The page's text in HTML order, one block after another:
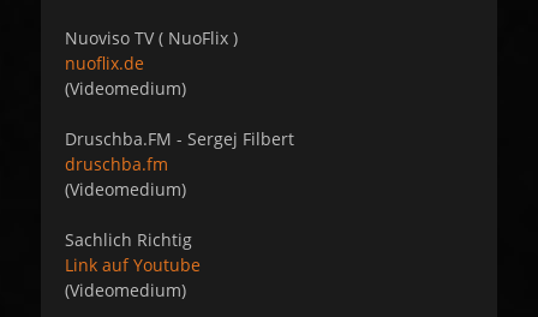
Nuoviso TV ( NuoFlix )
nuoflix.de
(Videomedium)
Druschba.FM - Sergej Filbert
druschba.fm
(Videomedium)
Sachlich Richtig
Link auf Youtube
(Videomedium)